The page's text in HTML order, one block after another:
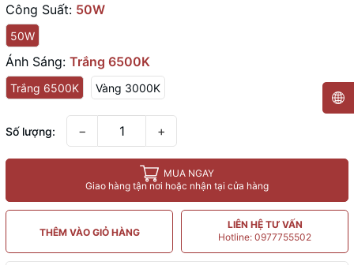
Công Suất: 50W
50W
Ánh Sáng: Trắng 6500K
Trắng 6500K Vàng 3000K
Số lượng: − +
MUA NGAY
Giao hàng tận nơi hoặc nhận tại cửa hàng
THÊM VÀO GIỎ HÀNG
LIÊN HỆ TƯ VẤN
Hotline: 0977755502